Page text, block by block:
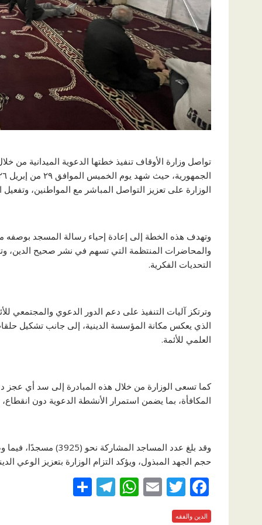
تواصل وزارة الأوقاف تنفيذ خطتها الدعوية الميدانية
الوزارة على تعزيز التواصل المباشر مع المواطنين،
وتهدف هذه الخطة إلى إعادة إحياء رسالة المسجد بوصفه
والمحاضرات المنتظمة التي تسهم في نشر صحيح الدين،
التحديات الفكرية.
وترتكز آليات التنفيذ على دعم الدور الدعوي والمجتمعي
الذي يعكس مكانة المؤسسة الدينية، إلى جانب تشكيل
العلمي للأئمة.
كما تسعى الوزارة من خلال هذه المبادرة إلى سد أي
المكافأة، بما يضمن استمرار الأنشطة الدعوية دون
حجم الجهد المبذول، ويؤكد التزام الوزارة بتعزيز الوعي
F
ac
T
E
W
T
الدين والفقه